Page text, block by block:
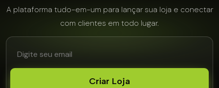
A plataforma tudo-em-um para lançar sua loja e conectar
com clientes em todo lugar.
Criar Loja